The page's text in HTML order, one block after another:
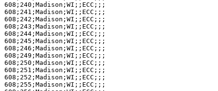
608;240;Madison;WI;;ECC;;;
608;241;Madison;WI;;ECC;;;
608;242;Madison;WI;;ECC;;;
608;243;Madison;WI;;ECC;;;
608;244;Madison;WI;;ECC;;;
608;245;Madison;WI;;ECC;;;
608;246;Madison;WI;;ECC;;;
608;249;Madison;WI;;ECC;;;
608;250;Madison;WI;;ECC;;;
608;251;Madison;WI;;ECC;;;
608;252;Madison;WI;;ECC;;;
608;255;Madison;WI;;ECC;;;